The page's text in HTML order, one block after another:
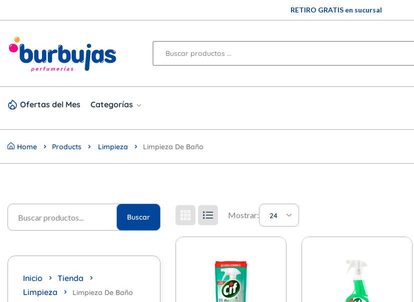
ENVIOS GRATIS a partir de $60.000 en Concordia
Ofertas del Mes Categorías
Home Products Limpieza Limpieza De Baño
Mostrar: 24
Buscar
Inicio
Tienda
Limpieza
Limpieza De Baño